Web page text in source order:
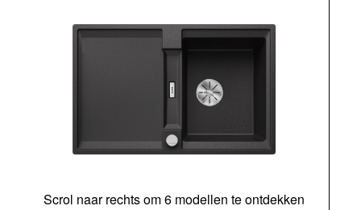
Scrol naar rechts om 6 modellen te ontdekken